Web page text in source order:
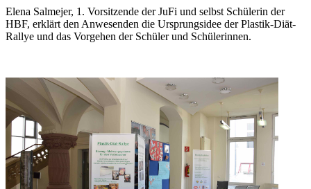
Elena Salmejer, 1. Vorsitzende der JuFi und selbst Schülerin der
HBF, erklärt den Anwesenden die Ursprungsidee der Plastik-Diät-
Rallye und das Vorgehen der Schüler und Schülerinnen.